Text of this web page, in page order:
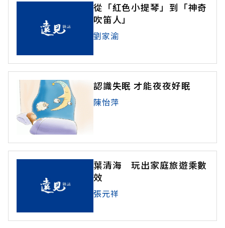
從「紅色小提琴」到「神奇
吹笛人」
劉家渝
認識失眠 才能夜夜好眠
陳怡萍
葉清海 玩出家庭旅遊乘數
效
張元祥